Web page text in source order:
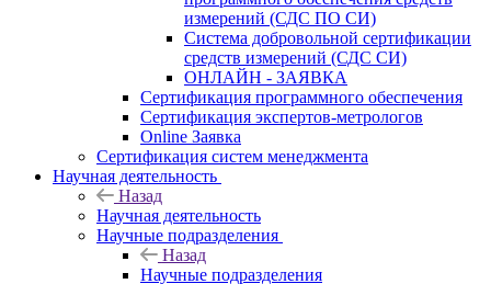
измерений (СДС ПО СИ)
Система добровольной сертификации
средств измерений (СДС СИ)
ОНЛАЙН - ЗАЯВКА
Сертификация программного обеспечения
Сертификация экспертов-метрологов
Online Заявка
Сертификация систем менеджмента
Научная деятельность
Назад
Научная деятельность
Научные подразделения
Назад
Научные подразделения